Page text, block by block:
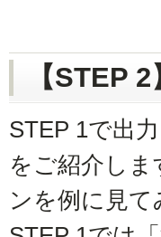
【STEP
STEP 1で出
をご紹介し
ンを例に見て